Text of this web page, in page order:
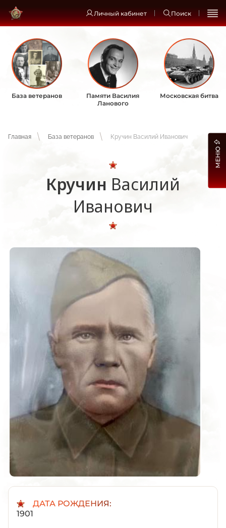
Личный кабинет Поиск
База ветеранов
Памяти Василия
Ланового
Московская битва
Главная База ветеранов Кручин Василий Иванович
Кручин Василий
Иванович
ДАТА РОЖДЕНИЯ:
1901
МЕНЮ